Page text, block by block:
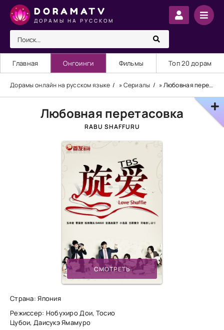
DORAMATV
ДОРАМЫ НА РУССКОМ
Главная Онгоинги Фильмы Топ 20 дорам
Дорамы онлайн на русском языке »Сериалы » Любовная перетасовка
Любовная перетасовка
RABU SHAFFURU
СМОТРЕТЬ
Страна: Япония
Режиссер: Нобухиро Дои, Тосио
Цубои, Даисукэ Ямамуро